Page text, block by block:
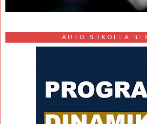
AUTO SHKOLLA